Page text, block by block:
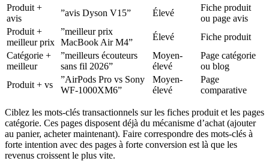
Produit +
avis
”avis Dyson V15” Élevé
Fiche produit
ou page avis
Produit +
meilleur prix
”meilleur prix
MacBook Air M4”
Élevé
Fiche produit
Catégorie +
meilleur
”meilleurs écouteurs
sans fil 2026”
Moyen-
élevé
Page catégorie
ou blog
Produit + vs
”AirPods Pro vs Sony
WF-1000XM6”
Moyen-
élevé
Page
comparative
Ciblez les mots-clés transactionnels sur les fiches produit et les pages
catégorie. Ces pages disposent déjà du mécanisme d’achat (ajouter
au panier, acheter maintenant). Faire correspondre des mots-clés à
forte intention avec des pages à forte conversion est là que les
revenus croissent le plus vite.